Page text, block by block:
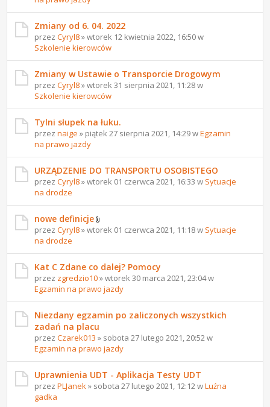
Zmiany od 6. 04. 2022
przezCyryl8» wtorek 12 kwietnia 2022, 16:50 w
Szkolenie kierowców
Zmiany w Ustawie o Transporcie Drogowym
przezCyryl8» wtorek 31 sierpnia 2021, 11:28 w
Szkolenie kierowców
Tylni słupek na łuku.
przeznaige » piątek 27 sierpnia 2021, 14:29 wEgzamin
na prawo jazdy
URZĄDZENIE DO TRANSPORTU OSOBISTEGO
przezCyryl8» wtorek 01 czerwca 2021, 16:33 w Sytuacje
na drodze
nowe definicje
przezCyryl8» wtorek 01 czerwca 2021, 11:18 w Sytuacje
na drodze
Kat C Zdane co dalej? Pomocy
przez zgredzio10» wtorek 30 marca 2021, 23:04 w
Egzamin na prawo jazdy
Niezdany egzamin po zaliczonych wszystkich
zadań na placu
przezCzarek013 » sobota 27 lutego 2021, 20:52 w
Egzamin na prawo jazdy
Uprawnienia UDT - Aplikacja Testy UDT
przezPLJanek » sobota 27 lutego 2021, 12:12 wLuźna
gadka